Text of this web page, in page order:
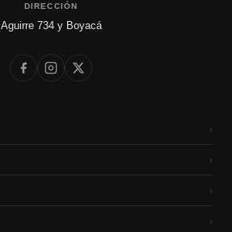
DIRECCIÓN
Aguirre 734 y Boyacá
›
›
›
›